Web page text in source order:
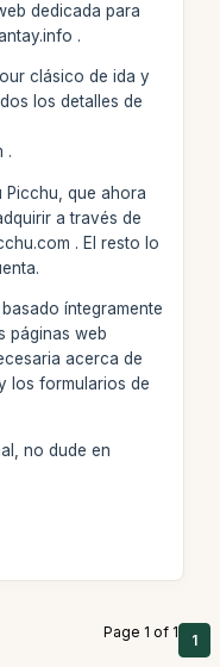
dedicada para
.
clásico de ida y
los detalles de
.
Picchu, que ahora
a través de
. El resto lo
íntegramente
páginas web
acerca de
los formularios de
no dude en
Page 1 of 1 1